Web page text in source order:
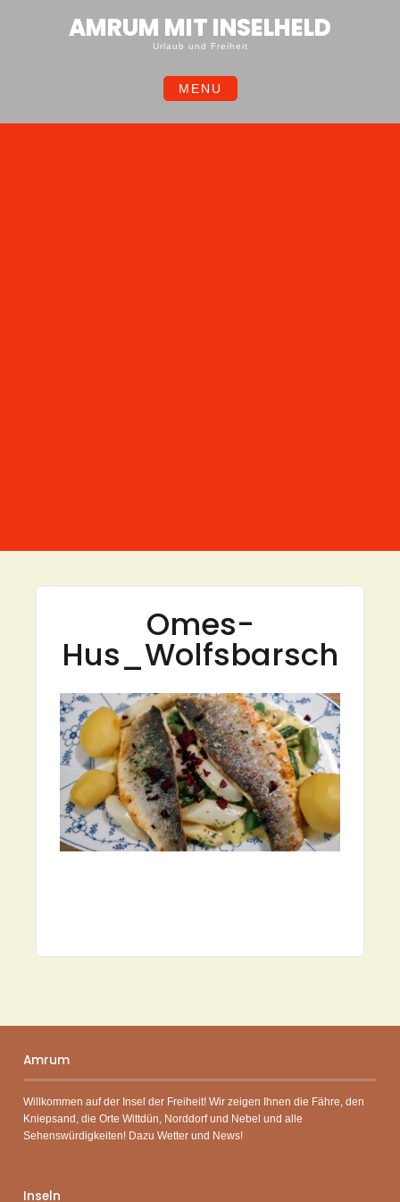
AMRUM MIT INSELHELD
Urlaub und Freiheit
MENU
Omes-
Hus_Wolfsbarsch
Amrum
Willkommen auf der Insel der Freiheit! Wir zeigen Ihnen die Fähre, den
Kniepsand, die Orte Wittdün, Norddorf und Nebel und alle
Sehenswürdigkeiten! Dazu Wetter und News!
Inseln